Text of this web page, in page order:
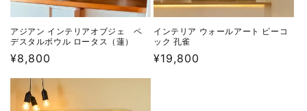
アジアン インテリアオブジェ ペ
デスタルボウル ロータス（蓮）
通
常
¥8,800
インテリア ウォールアート ピーコ
ック 孔雀
通
¥19,800